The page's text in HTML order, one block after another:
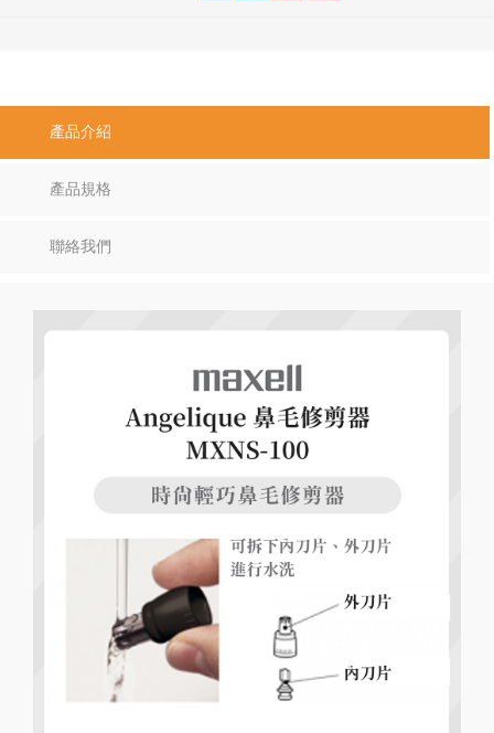
產品介紹
產品規格
聯絡我們